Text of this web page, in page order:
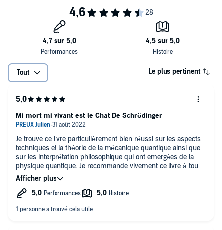
schémas est fourni avec le livre audio.
Table des matières :
Prologue. Physicien iconoclaste pour théorie bien mystérieuse.
Chapitre 1. Prélude au voyage.
Chapitre 2. La lumière et son double visage.
Chapitre 3. Sauts quantiques et fin des certitudes.
Chapitre 4. Tout n'est qu'onde de probabilité.
Chapitre 5. La mesure quantique : vous venez de modifier ce livre !
Chapitre 6. Schrödinger et son chat : le cœur de la physique
quantique.
Tout Le plus pertinent
Je trouve ce livre particulièrement bien réussi sur les aspects
techniques et la théorie de la mécanique quantique ainsi que
sur les interprétation philosophique qui ont emergées de la
physique quantique. Je recommande vivement ce livre à tout
les gens intéressés par la physique théorique.
Mi mort mi vivant est le Chat De Schrödinger